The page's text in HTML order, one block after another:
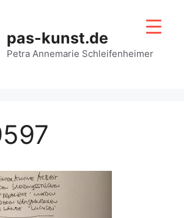
pas-kunst.de
Petra Annemarie Schleifenheimer